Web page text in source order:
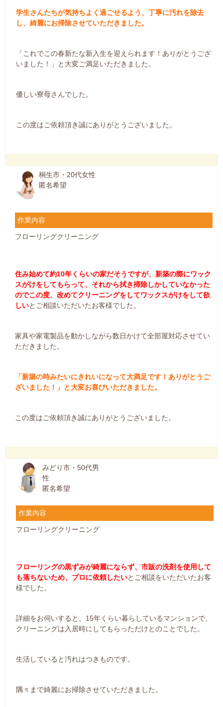
学生さんたちが気持ちよく過ごせるよう、丁寧に汚れを除去
し、綺麗にお掃除させていただきました。
「これでこの春新たな新入生を迎えられます！ありがとうござ
いました！」と大変ご満足いただきました。
優しい寮母さんでした。
この度はご依頼頂き誠にありがとうございました。
桐生市・20代女性
匿名希望
作業内容
フローリングクリーニング
住み始めて約10年くらいの家だそうですが、新築の際にワック
スがけをしてもらって、それから拭き掃除しかしていなかった
のでこの度、改めてクリーニングをしてワックスがけをして欲
しいとご相談いただいたお客様でした。
家具や家電製品を動かしながら数日かけて全部屋対応させてい
ただきました。
「新築の時みたいにきれいになって大満足です！ありがとうご
ざいました！」と大変お喜びいただきました。
この度はご依頼頂き誠にありがとうございました。
みどり市・50代男
性
匿名希望
作業内容
フローリングクリーニング
フローリングの黒ずみが綺麗にならず、市販の洗剤を使用して
も落ちないため、プロに依頼したいとご相談をいただいたお客
様でした。
詳細をお伺いすると、15年くらい暮らしているマンションで、
クリーニングは入居時にしてもらっただけとのことでした。
生活していると汚れはつきものです。
隅々まで綺麗にお掃除させていただきました。